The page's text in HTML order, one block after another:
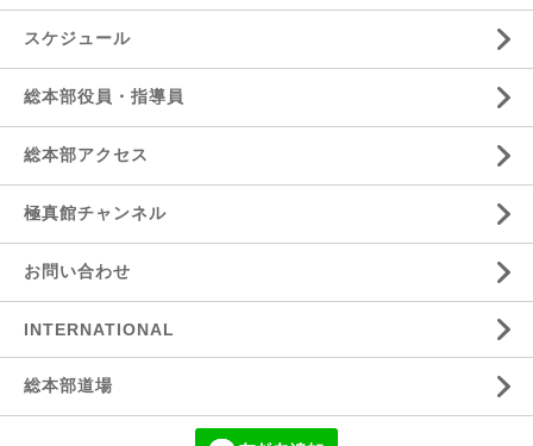
スケジュール
総本部役員・指導員
総本部アクセス
極真館チャンネル
お問い合わせ
INTERNATIONAL
総本部道場